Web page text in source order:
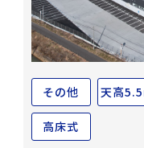
その他 天高
高床式